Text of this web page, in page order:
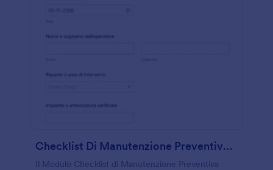
Checklist Di Manutenzione Preventiva Form
Il Modulo Checklist di Manutenzione Preventiva